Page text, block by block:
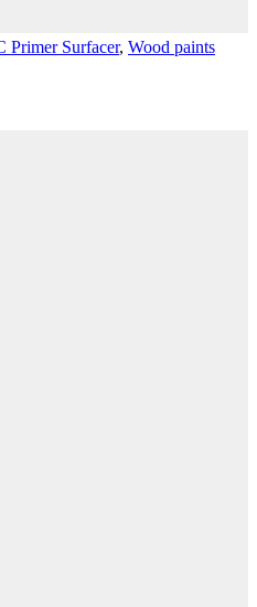
Primer Surfacer, Wood paints